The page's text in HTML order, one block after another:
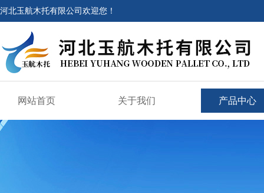
河北玉航木托有限公司欢迎您！
网站首页 关于我们 产品中心